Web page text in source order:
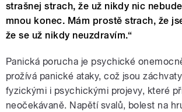
strašnej strach, že už nikdy nic
mnou konec. Mám prostě strach, že
že se už nikdy neuzdravím.“
Panická porucha je psychické
prožívá panické ataky, což jsou
fyzickými i psychickými projevy, které
neočekávaně. Napětí svalů, bolest na